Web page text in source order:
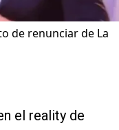
de renunciar de La
el reality de